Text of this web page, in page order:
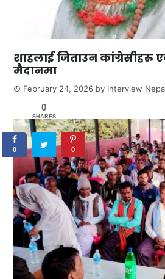
शाहलाई जिताउन कांग्रेसीहरु
मैदानमा
February 24, 2026 by Interview
0
SHARES
0 0